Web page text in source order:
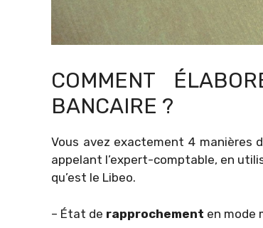
COMMENT
BANCAIRE ?
Vous avez exactement 4 manières
appelant l’expert-comptable, en
qu’est le Libeo.
– État de rapprochement en mode